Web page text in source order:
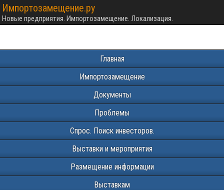
Импортозамещение.ру
Новые предприятия. Импортозамещение. Локализация.
Главная
Импортозамещение
Документы
Проблемы
Спрос. Поиск инвесторов.
Выставки и мероприятия
Размещение информации
Выставкам